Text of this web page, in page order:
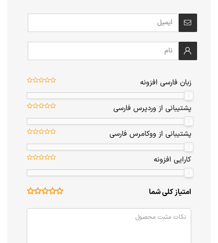
زبان فارسی افزونه
پشتیبانی از وردپرس فارسی
پشتیبانی از ووکامرس فارسی
کارایی افزونه
امتیاز کلی شما